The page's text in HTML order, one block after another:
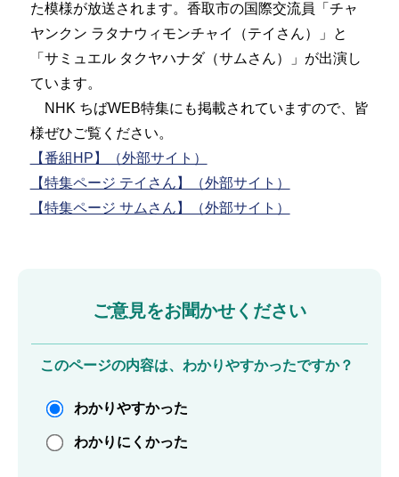
た模様が放送されます。香取市の国際交流員「チャ
ヤンクン ラタナウィモンチャイ（テイさん）」と
「サミュエル タクヤハナダ（サムさん）」が出演し
ています。
NHK ちばWEB特集にも掲載されていますので、皆
様ぜひご覧ください。
【番組HP】（外部サイト）
【特集ページ テイさん】（外部サイト）
【特集ページ サムさん】（外部サイト）
ご意見をお聞かせください
このページの内容は、わかりやすかったですか？
わかりやすかった
わかりにくかった